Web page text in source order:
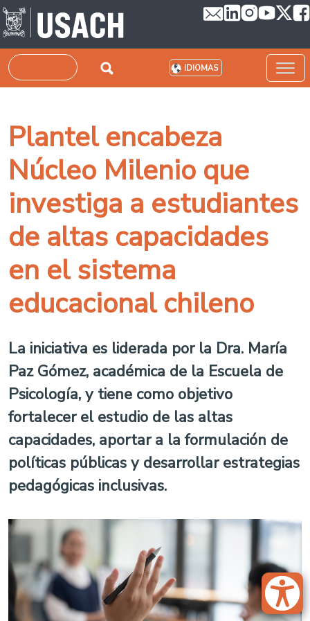
Pasar al contenido principal
Buscar IDIOMAS
Plantel encabeza
Núcleo Milenio que
investiga a estudiantes
de altas capacidades
en el sistema
educacional chileno
La iniciativa es liderada por la Dra. María
Paz Gómez, académica de la Escuela de
Psicología, y tiene como objetivo
fortalecer el estudio de las altas
capacidades, aportar a la formulación de
políticas públicas y desarrollar estrategias
pedagógicas inclusivas.